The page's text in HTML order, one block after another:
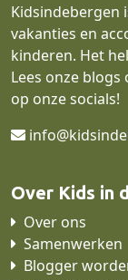
Kidsindebergen
vakanties en
kinderen. Het
Lees onze blogs
op onze socials!
Over Kids in
Over ons
Samenwerken
Blogger